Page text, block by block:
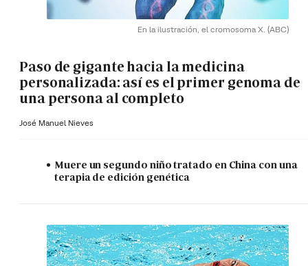
En la ilustración, el cromosoma X. (ABC)
Paso de gigante hacia la medicina
personalizada: así es el primer genoma de
una persona al completo
José Manuel Nieves
Muere un segundo niño tratado en China con una
terapia de edición genética